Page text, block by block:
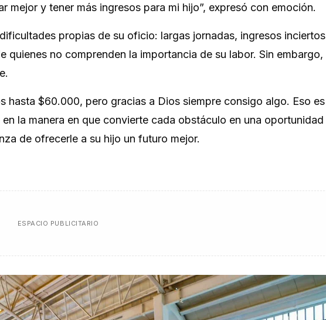
mejor y tener más ingresos para mi hijo”, expresó con emoción.
propias de su oficio: largas jornadas, ingresos inciertos
quienes no comprenden la importancia de su labor. Sin embargo,
hasta $60.000, pero gracias a Dios siempre consigo algo. Eso es
la manera en que convierte cada obstáculo en una oportunidad
de ofrecerle a su hijo un futuro mejor.
ESPACIO PUBLICITARIO